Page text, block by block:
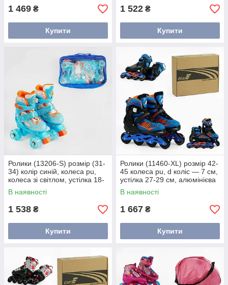
1 469 ₴
Купити
1 522 ₴
Купити
Ролики (13206-S) розмір (31-
34) колір синій, колеса pu,
колеса зі світлом, устілка 18-
20 см, колеса d — 4,5 см, у
сумці
В наявності
1 538 ₴
Купити
Ролики (11460-XL) розмір 42-
45 колеса pu, d коліс — 7 см,
устілка 27-29 см, алюмінієва
рама, підшипник abec-7, у
коробці
В наявності
1 667 ₴
Купити